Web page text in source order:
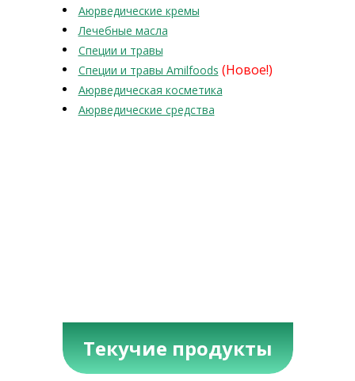
Аюрведические кремы
Лечебные масла
Специи и травы
Специи и травы Amilfoods (Новое!)
Аюрведическая косметика
Аюрведические средства
Текучие продукты